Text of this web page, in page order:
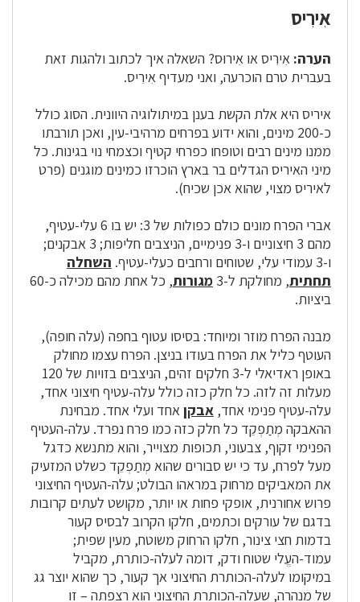
אִירִיס
הערה: אִירִיס או אִירוּס? השאלה איך לכתוב ולהגות זאת
בעברית טרם הוכרעה, ואני מעדיף אִירִיס.
איריס היא אלת הקשת בענן במיתולוגיה היוונית. הסוג כולל
כ-200 מינים, והוא ידוע בפרחים מרהיבי-עין, ואכן תורבתו
ממנו מינים רבים וטופחו כפרחי קטיף וכצמחי נוי בגינות. כל
מיני האיריס הגדלים בר בארץ הוכרזו כמינים מוגנים (פרט
לאיריס מצוי, שהוא אכן שכיח).
אברי הפרח מונים כולם כפולות של 3: יש בו 6 עלי-עטיף,
מהם 3 חיצוניים ו-3 פנימיים, הניצבים חליפות; 3 אבקנים;
ו-3 עמודי עלי, שטוחים ורחבים כעלי-עטיף.
השחלה
תחתית, מחולקת ל-3 מגורות
, כל אחת מהם מכילה כ-60
ביציות.
מבנה הפרח מוזר ומיוחד: בסיסו עטוף בחפה (עלה חופה),
העוטף כליל את הפרח בעודו בניצן. הפרח עצמו מחולק
באופן ראדיאלי ל-3 חלקים זהים, הניצבים בזויות של 120
מעלות זה לזה. כל חלק כזה כולל עלה-עטיף חיצוני אחד,
עלה-עטיף פנימי אחד, אבקןאחד ועלי אחד. מבחינת
ההאבקה מְתַפְקֵד כל חלק כזה כמו פרח נפרד. עלה-העטיף
הפנימי זקוף, צבעוני, תכופות מצוייר, והוא מתנשא כדגל
מעל לפרח, עד כי יש סבורים שהוא מְתַפְקֵד כשלט המזעיק
את המאביקים מרחוק במראהו הבולט; עלה-העטיף החיצוני
פרוש אחורנית, אופקי פחות או יותר, מקושט לעתים קרובות
בדגם של עורקים וכתמים, חלקו הקרוב לבסיס קעור
בדמות חצי צינור, חלקו הרחוק משוטח, מעין שפית;
עמוד-העֱלי שטוח ודק, דומה לעלה-כותרת, מקביל
במיקומו לעלה-הכותרת החיצוני אך קעור, כך שהוא יוצר גג
של מנהרה, שעלה-הכותרת החיצוני הוא רצפתה – זו